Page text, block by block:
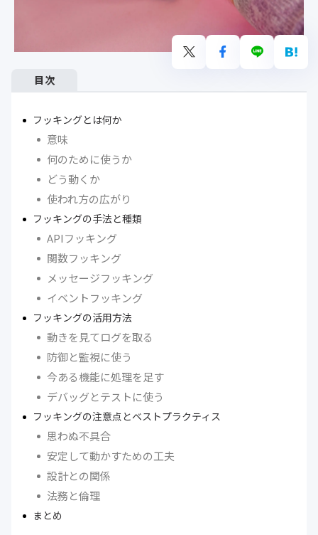
目次
フッキングとは何か
意味
何のために使うか
どう動くか
使われ方の広がり
フッキングの手法と種類
APIフッキング
関数フッキング
メッセージフッキング
イベントフッキング
フッキングの活用方法
動きを見てログを取る
防御と監視に使う
今ある機能に処理を足す
デバッグとテストに使う
フッキングの注意点とベストプラクティス
思わぬ不具合
安定して動かすための工夫
設計との関係
法務と倫理
まとめ